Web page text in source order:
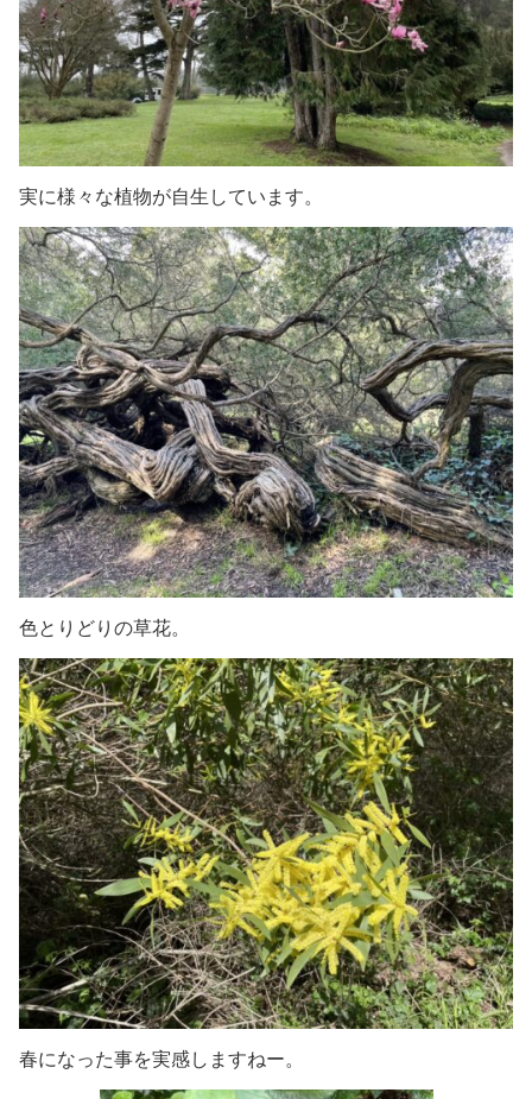
実に様々な植物が自生しています。
色とりどりの草花。
春になった事を実感しますねー。